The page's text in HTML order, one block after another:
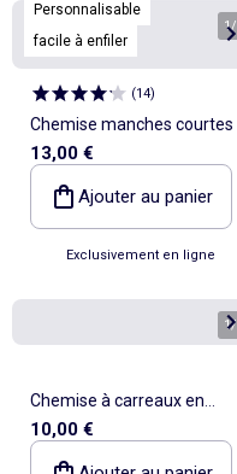
Personnalisable
facile à enfiler
1/
(14)
Chemise manches courtes -
collection facile à enfiler
13,00 €
Ajouter au panier
Exclusivement en ligne
1/
Chemise à carreaux en
flanelle
10,00 €